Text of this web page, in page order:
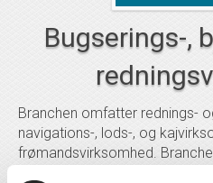
Bugserings-,
Branchen omfatter rednings-
navigations-, lods-, og
frømandsvirksomhed.